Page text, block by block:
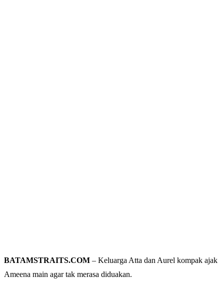
BATAMSTRAITS.COM – Keluarga Atta dan Aurel kompak ajak
Ameena main agar tak merasa diduakan.